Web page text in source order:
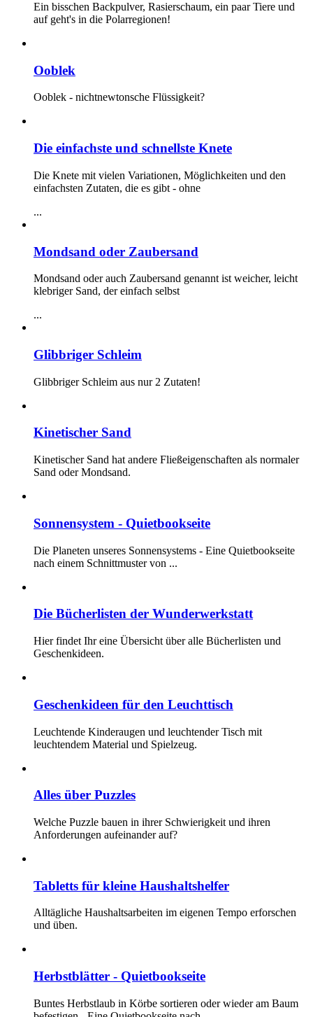
Ein bisschen Backpulver, Rasierschaum, ein paar Tiere und
auf geht's in die Polarregionen!
Ooblek
Ooblek - nichtnewtonsche Flüssigkeit?
Die einfachste und schnellste Knete
Die Knete mit vielen Variationen, Möglichkeiten und den
einfachsten Zutaten, die es gibt - ohne
...
Mondsand oder Zaubersand
Mondsand oder auch Zaubersand genannt ist weicher, leicht
klebriger Sand, der einfach selbst
...
Glibbriger Schleim
Glibbriger Schleim aus nur 2 Zutaten!
Kinetischer Sand
Kinetischer Sand hat andere Fließeigenschaften als normaler
Sand oder Mondsand.
Sonnensystem - Quietbookseite
Die Planeten unseres Sonnensystems - Eine Quietbookseite
nach einem Schnittmuster von ...
Die Bücherlisten der Wunderwerkstatt
Hier findet Ihr eine Übersicht über alle Bücherlisten und
Geschenkideen.
Geschenkideen für den Leuchttisch
Leuchtende Kinderaugen und leuchtender Tisch mit
leuchtendem Material und Spielzeug.
Alles über Puzzles
Welche Puzzle bauen in ihrer Schwierigkeit und ihren
Anforderungen aufeinander auf?
Tabletts für kleine Haushaltshelfer
Alltägliche Haushaltsarbeiten im eigenen Tempo erforschen
und üben.
Herbstblätter - Quietbookseite
Buntes Herbstlaub in Körbe sortieren oder wieder am Baum